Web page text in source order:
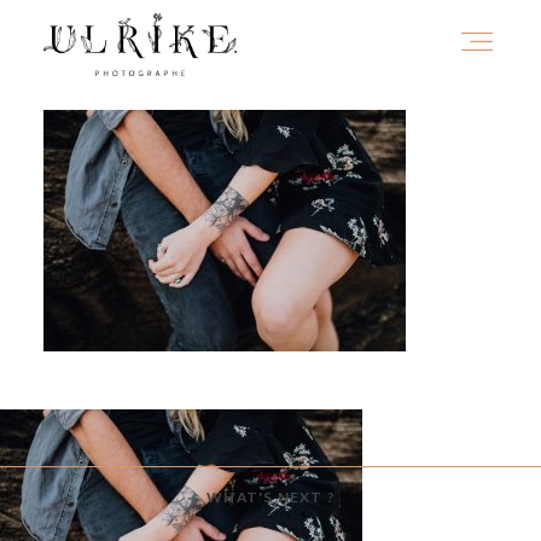
WHAT'S NEXT ?
HOME
A PROPOS
PORTFOLIO
INFOS
JOURNAL